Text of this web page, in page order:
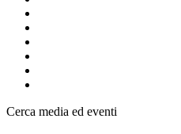
Cerca media ed eventi